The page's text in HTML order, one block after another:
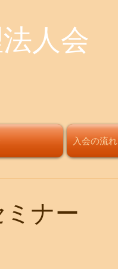
人会
入会の流れ
ナー